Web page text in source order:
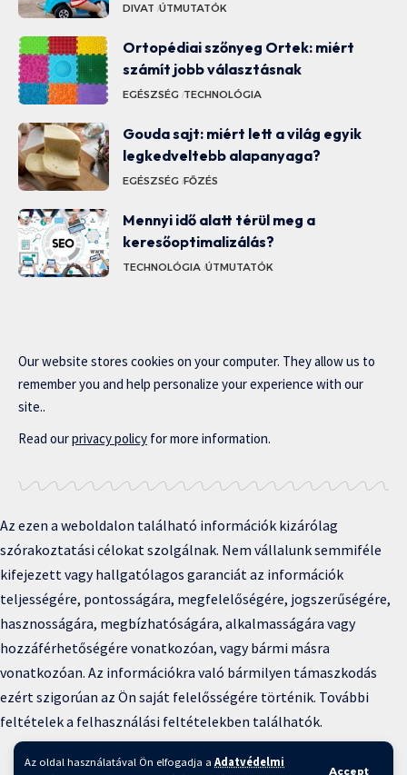
Az oldal használatával Ön elfogadja a Adatvédelmi
Accept
DIVAT ÚTMUTATÓK
Ortopédiai szőnyeg Ortek: miért
számít jobb választásnak
EGÉSZSÉG TECHNOLÓGIA
Gouda sajt: miért lett a világ egyik
legkedveltebb alapanyaga?
EGÉSZSÉG FŐZÉS
Mennyi idő alatt térül meg a
keresőoptimalizálás?
TECHNOLÓGIA ÚTMUTATÓK
Our website stores cookies on your computer. They allow us to
remember you and help personalize your experience with our
site..
Read ourprivacy policy for more information.
Az ezen a weboldalon található információk kizárólag
szórakoztatási célokat szolgálnak. Nem vállalunk semmiféle
kifejezett vagy hallgatólagos garanciát az információk
teljességére, pontosságára, megfelelőségére, jogszerűségére,
hasznosságára, megbízhatóságára, alkalmasságára vagy
hozzáférhetőségére vonatkozóan, vagy bármi másra
vonatkozóan. Az információkra való bármilyen támaszkodás
ezért szigorúan az Ön saját felelősségére történik. További
feltételek a felhasználási feltételekben találhatók.
Copyright © 2025 BFKH.hu